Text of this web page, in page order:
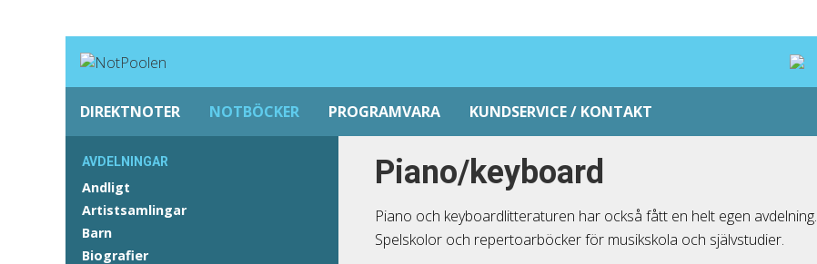
DIREKTNOTER NOTBÖCKER PROGRAMVARA KUNDSERVICE / KONTAKT
AVDELNINGAR
Andligt
Artistsamlingar
Barn
Biografier
Piano/keyboard
Piano och keyboardlitteraturen har också fått en helt egen avdelning.
Spelskolor och repertoarböcker för musikskola och självstudier.